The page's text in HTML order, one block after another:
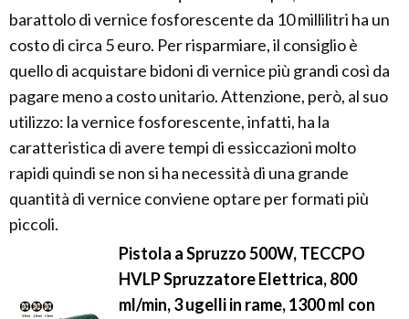
barattolo di vernice fosforescente da 10 millilitri ha un
costo di circa 5 euro. Per risparmiare, il consiglio è
quello di acquistare bidoni di vernice più grandi così da
pagare meno a costo unitario. Attenzione, però, al suo
utilizzo: la vernice fosforescente, infatti, ha la
caratteristica di avere tempi di essiccazioni molto
rapidi quindi se non si ha necessità di una grande
quantità di vernice conviene optare per formati più
piccoli.
Pistola a Spruzzo 500W, TECCPO
HVLP Spruzzatore Elettrica, 800
ml/min, 3 ugelli in rame, 1300 ml con